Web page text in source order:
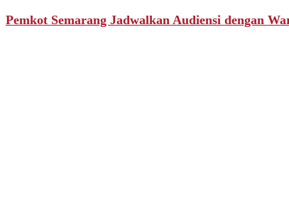
Pemkot Semarang Jadwalkan Audiensi dengan